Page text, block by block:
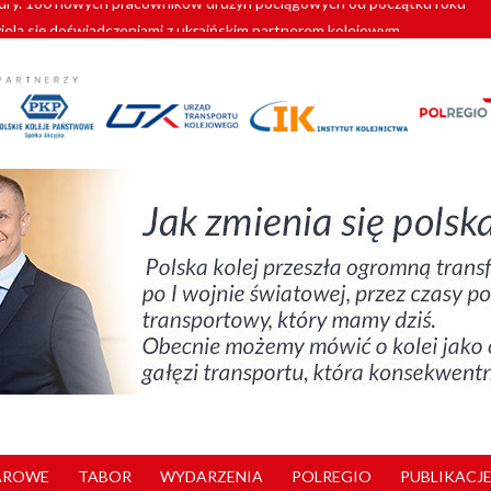
się doświadczeniami z ukraińskim partnerem kolejowym
Vectrony na 230 km/h
pociągi od PESA. Sześć nowoczesnych ELF-ów wyjedzie na tory w
180 nowych pracowników drużyn pociągowych od początku roku
TABOR WYDARZENIA POLREGIO